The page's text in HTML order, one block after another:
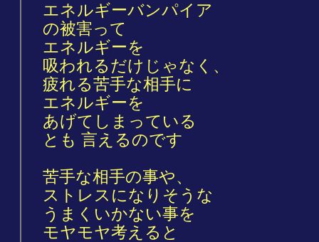
エネルギーバンパイア
の被害って
エネルギーを
吸われるだけじゃなく、
疲れる苦手な相手に
エネルギーを
あげてしまっている
とも 言えるのです
苦手な相手の事や、
ストレスになりそうな
うまくいかない事を
モヤモヤ考えると